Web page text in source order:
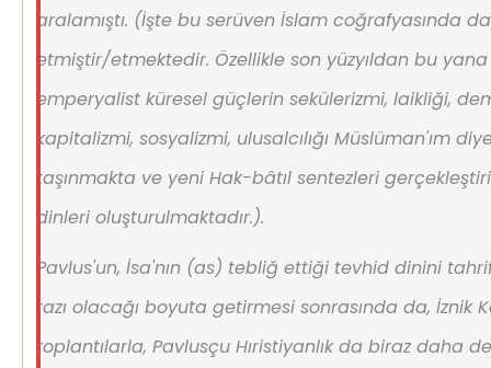
aralamıştı. (İşte bu serüven İslam coğrafyasında
etmiştir/etmektedir. Özellikle son yüzyıldan bu
emperyalist küresel güçlerin sekülerizmi, laikliği,
kapitalizmi, sosyalizmi, ulusalcılığı Müslüman'ım
taşınmakta ve yeni Hak-bâtıl sentezleri
dinleri oluşturulmaktadır.).
Pavlus'un, İsa'nın (as) tebliğ ettiği tevhid dinini
razı olacağı boyuta getirmesi sonrasında da, İznik
toplantılarla, Pavlusçu Hıristiyanlık da biraz daha